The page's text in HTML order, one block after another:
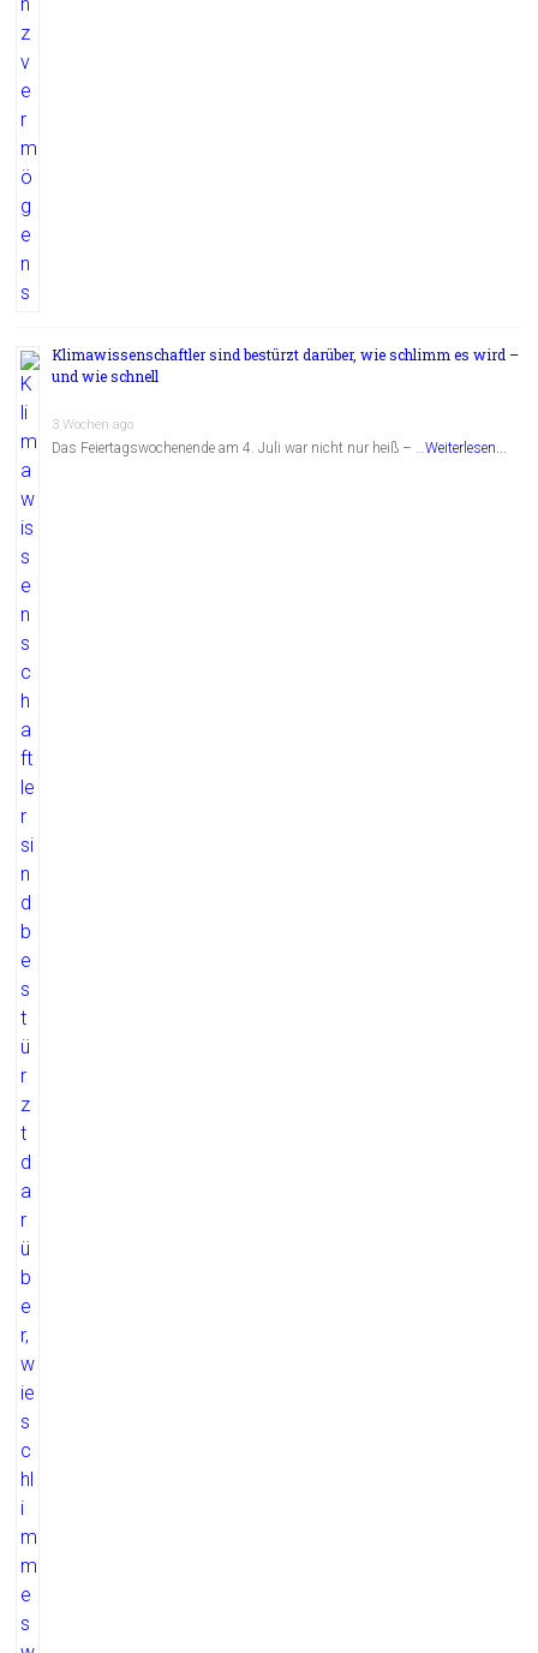
Klimawissenschaftler sind bestürzt darüber, wie schlimm es wird –
und wie schnell
3 Wochen ago
Das Feiertagswochenende am 4. Juli war nicht nur heiß – …Weiterlesen...